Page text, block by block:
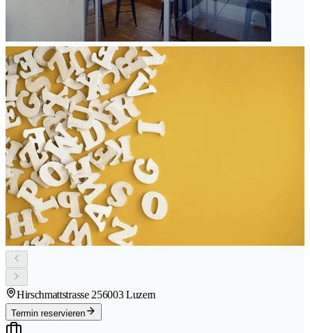
Hirschmattstrasse 256003 Luzern
Termin reservieren